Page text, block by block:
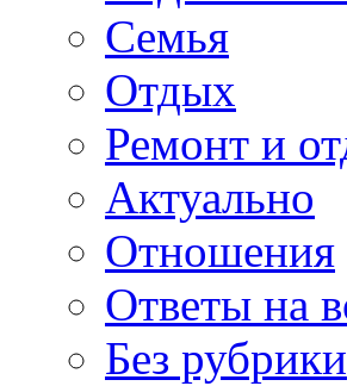
Семья
Отдых
Ремонт и
Актуально
Отношения
Ответы на
Без рубрики